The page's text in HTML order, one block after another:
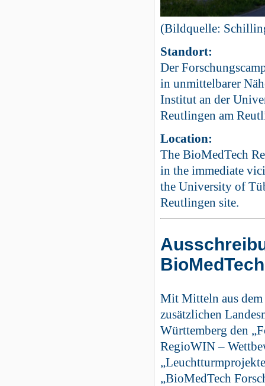
(Bildquelle:
Standort:
Der
in unmittelbarer
Institut an der
Reutlingen am
Location:
The BioMedTech
in the immediate
the University of
Reutlingen site.
Mit Mitteln aus
zusätzlichen
Württemberg den
RegioWIN –
„BioMedTech